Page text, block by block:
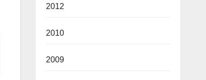
2012
2010
2009